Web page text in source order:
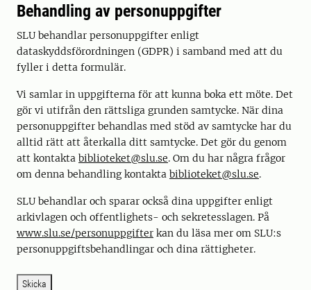
Behandling av personuppgifter
SLU behandlar personuppgifter enligt
dataskyddsförordningen (GDPR) i samband med att du
fyller i detta formulär.
Vi samlar in uppgifterna för att kunna boka ett möte. Det
gör vi utifrån den rättsliga grunden samtycke. När dina
personuppgifter behandlas med stöd av samtycke har du
alltid rätt att återkalla ditt samtycke. Det gör du genom
att kontakta biblioteket@slu.se. Om du har några frågor
om denna behandling kontakta biblioteket@slu.se.
SLU behandlar och sparar också dina uppgifter enligt
arkivlagen och offentlighets- och sekretesslagen. På
www.slu.se/personuppgifter kan du läsa mer om SLU:s
personuppgiftsbehandlingar och dina rättigheter.
Skicka